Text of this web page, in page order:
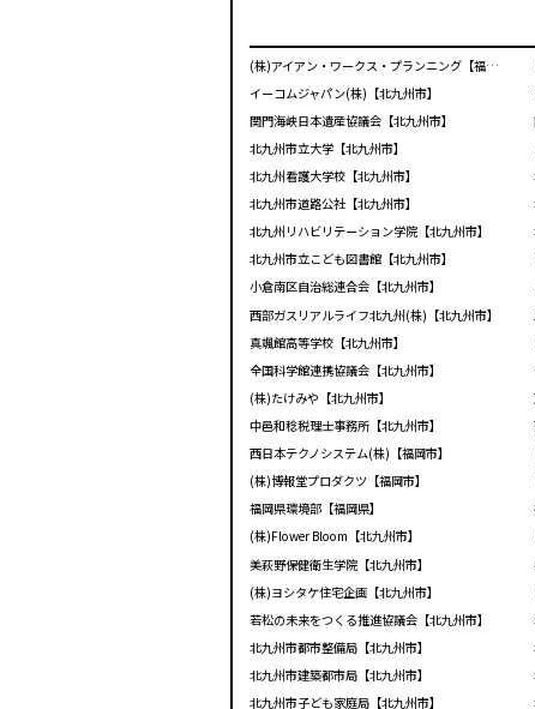
(株)アイアン・ワークス・プランニング【福岡市】
イーコムジャパン(株)【北九州市】
関門海峡日本遺産協議会【北九州市】
北九州市立大学【北九州市】
北九州看護大学校【北九州市】
北九州市道路公社【北九州市】
北九州リハビリテーション学院【北九州市】
北九州市立こども図書館【北九州市】
小倉南区自治総連合会【北九州市】
西部ガスリアルライフ北九州(株)【北九州市】
真颯館高等学校【北九州市】
全国科学館連携協議会【北九州市】
(株)たけみや【北九州市】
中邑和稔税理士事務所【北九州市】
西日本テクノシステム(株)【福岡市】
(株)博報堂プロダクツ【福岡市】
福岡県環境部【福岡県】
(株)Flower Bloom【北九州市】
美萩野保健衛生学院【北九州市】
(株)ヨシタケ住宅企画【北九州市】
若松の未来をつくる推進協議会【北九州市】
北九州市都市整備局【北九州市】
北九州市建築都市局【北九州市】
北九州市子ども家庭局【北九州市】